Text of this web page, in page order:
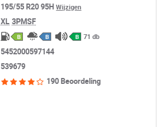
195/55 R20 95HWijzigen
XL 3PMSF
B B B 71 db
5452000597144
539679
190 Beoordeling